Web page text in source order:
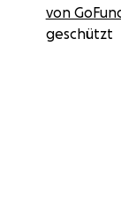
von
geschützt